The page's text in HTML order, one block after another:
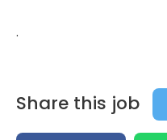
.
Share this job